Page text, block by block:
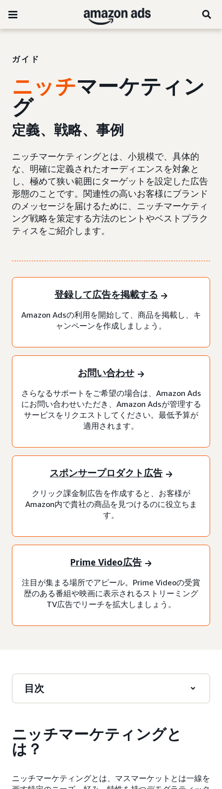
ガイド
ニッチマーケティン
グ
定義、戦略、事例
ニッチマーケティングとは、小規模で、具体的
な、明確に定義されたオーディエンスを対象と
し、極めて狭い範囲にターゲットを設定した広告
形態のことです。関連性の高いお客様にブランド
のメッセージを届けるために、ニッチマーケティ
ング戦略を策定する方法のヒントやベストプラク
ティスをご紹介します。
登録して広告を掲載する
Amazon Adsの利用を開始して、商品を掲載し、キ
ャンペーンを作成しましょう。
お問い合わせ
さらなるサポートをご希望の場合は、Amazon Ads
にお問い合わせいただき、Amazon Adsが管理する
サービスをリクエストしてください。最低予算が
適用されます。
スポンサープロダクト広告
クリック課金制広告を作成すると、お客様が
Amazon内で貴社の商品を見つけるのに役立ちま
す。
Prime Video広告
注目が集まる場所でアピール。Prime Videoの受賞
歴のある番組や映画に表示されるストリーミング
TV広告でリーチを拡大しましょう。
目次
ニッチマーケティングと
は？
ニッチマーケティングとは、マスマーケットとは一線を